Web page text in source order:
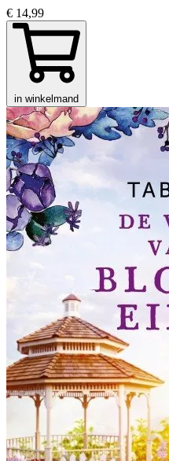
€ 14,99
in winkelmand